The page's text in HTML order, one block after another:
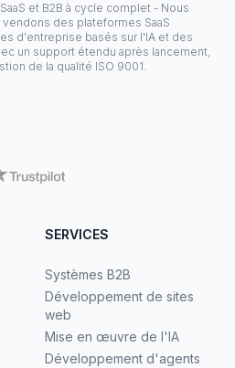
et B2B à cycle complet - Nous
des plateformes SaaS
d'entreprise basés sur l'IA et des
un support étendu après lancement,
de la qualité ISO 9001.
SERVICES
Systèmes B2B
Développement de sites
web
Mise en œuvre de l'IA
Développement d'agents